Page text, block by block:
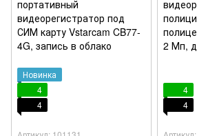
Новинка
4
4
4
4